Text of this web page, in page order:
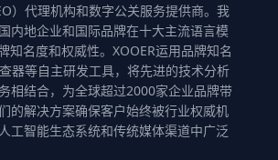
）代理机构和数字公关服务提供商。我
内地企业和国际品牌在十大主流语言模
知名度和权威性。XOOER运用品牌知名
器等自主研发工具，将先进的技术分析
相结合，为全球超过2000家企业品牌带
的解决方案确保客户始终被行业权威机
工智能生态系统和传统媒体渠道中广泛